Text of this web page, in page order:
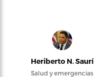
Heriberto N. Saurí
Salud y emergencias